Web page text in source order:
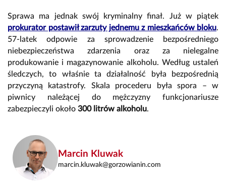
Sprawa ma jednak swój kryminalny finał. Już w piątek
prokurator postawił zarzuty jednemu z mieszkańców bloku.
57-latek odpowie za sprowadzenie bezpośredniego
niebezpieczeństwa zdarzenia oraz za nielegalne
produkowanie i magazynowanie alkoholu. Według ustaleń
śledczych, to właśnie ta działalność była bezpośrednią
przyczyną katastrofy. Skala procederu była spora – w
piwnicy należącej do mężczyzny funkcjonariusze
zabezpieczyli około 300 litrów alkoholu.
Marcin Kluwak
marcin.kluwak@gorzowianin.com